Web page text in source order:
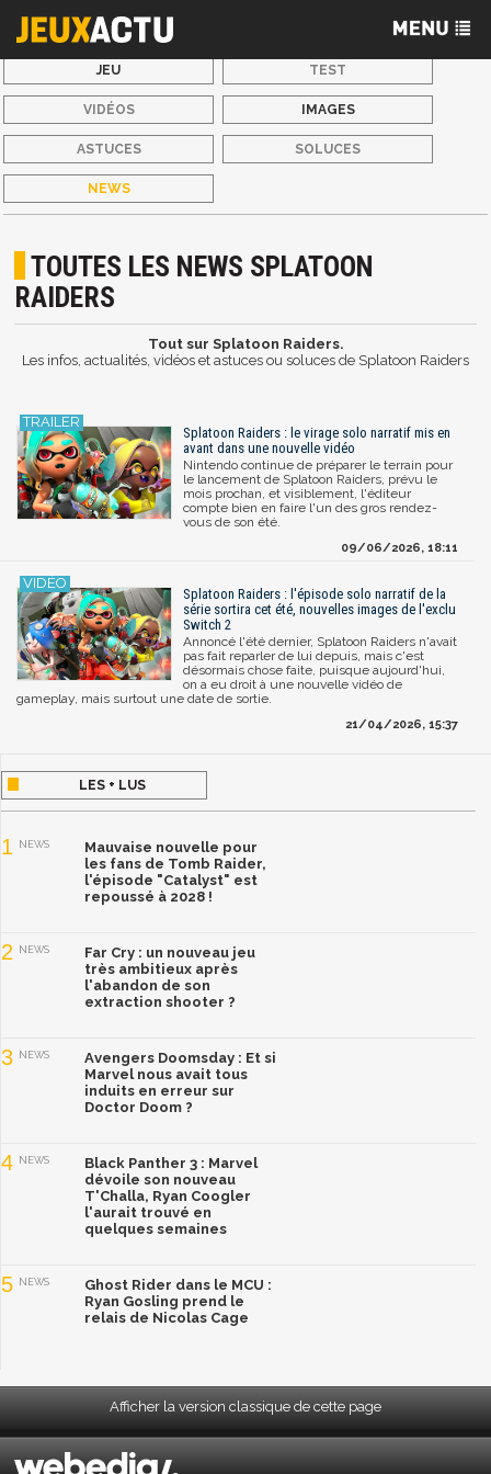
JEU TEST
VIDÉOS IMAGES
ASTUCES SOLUCES
NEWS
TOUTES LES NEWS SPLATOON
RAIDERS
Tout sur Splatoon Raiders.
Les infos, actualités, vidéos et astuces ou soluces de Splatoon Raiders
Splatoon Raiders : le virage solo narratif mis en
avant dans une nouvelle vidéo
Nintendo continue de préparer le terrain pour
le lancement de Splatoon Raiders, prévu le
mois prochan, et visiblement, l'éditeur
compte bien en faire l'un des gros rendez-
vous de son été.
09/06/2026, 18:11
Splatoon Raiders : l'épisode solo narratif de la
série sortira cet été, nouvelles images de l'exclu
Switch 2
Annoncé l'été dernier, Splatoon Raiders n'avait
pas fait reparler de lui depuis, mais c'est
désormais chose faite, puisque aujourd'hui,
on a eu droit à une nouvelle vidéo de
gameplay, mais surtout une date de sortie.
21/04/2026, 15:37
LES + LUS
1 NEWS
Mauvaise nouvelle pour
les fans de Tomb Raider,
l'épisode "Catalyst" est
repoussé à 2028 !
2 NEWS
Far Cry : un nouveau jeu
très ambitieux après
l'abandon de son
extraction shooter ?
3 NEWS
Avengers Doomsday : Et si
Marvel nous avait tous
induits en erreur sur
Doctor Doom ?
4 NEWS
Black Panther 3 : Marvel
dévoile son nouveau
T'Challa, Ryan Coogler
l'aurait trouvé en
quelques semaines
5 NEWS
Ghost Rider dans le MCU :
Ryan Gosling prend le
relais de Nicolas Cage
Afficher la version classique de cette page